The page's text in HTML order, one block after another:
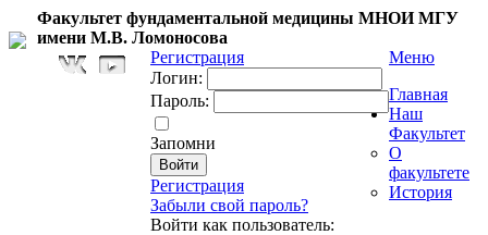
Факультет фундаментальной медицины МНОИ МГУ
имени М.В. Ломоносова
Регистрация
Логин:
Пароль:
Запомни
Регистрация
Забыли свой пароль?
Войти как пользователь:
Меню
Главная
Наш
Факультет
О
факультете
История